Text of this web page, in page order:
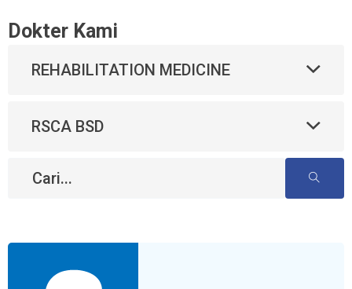
Dokter Kami
REHABILITATION MEDICINE
RSCA BSD